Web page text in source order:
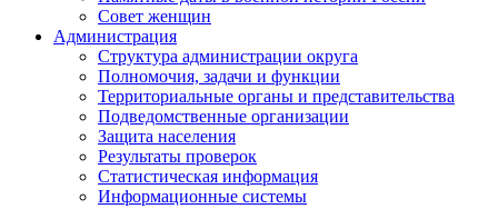
Совет женщин
Администрация
Структура администрации округа
Полномочия, задачи и функции
Территориальные органы и представительства
Подведомственные организации
Защита населения
Результаты проверок
Статистическая информация
Информационные системы